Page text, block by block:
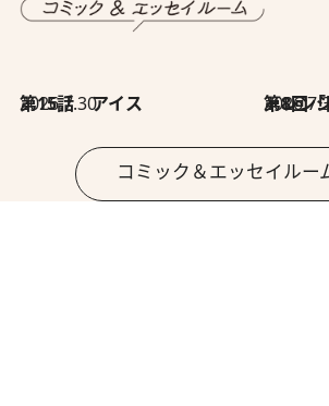
2026.7.30
第15話 アイス 第8回「同人誌即
コミック＆エッセイルー